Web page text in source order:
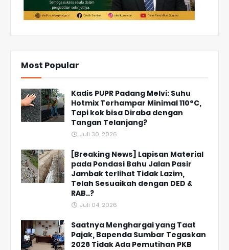
Most Popular
Kadis PUPR Padang Melvi: Suhu
Hotmix Terhampar Minimal 110°C,
Tapi kok bisa Diraba dengan
Tangan Telanjang?
Juli 30, 2026
[Breaking News] Lapisan Material
pada Pondasi Bahu Jalan Pasir
Jambak terlihat Tidak Lazim,
Telah Sesuaikah dengan DED &
RAB..?
Juli 04, 2026
Saatnya Menghargai yang Taat
Pajak, Bapenda Sumbar Tegaskan
2026 Tidak Ada Pemutihan PKB